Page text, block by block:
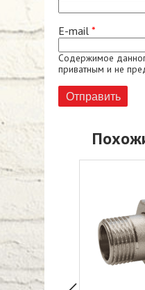
E-mail *
Содержимое
приватным и не